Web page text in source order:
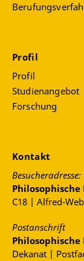
Profil
Profil
Studienangebot
Forschung
Kontakt
Besucheradresse:
C18 | Alfred-
Postanschrift
Dekanat |